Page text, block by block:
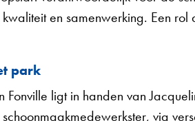
en samenwerking. Een
park
ligt in handen van
via